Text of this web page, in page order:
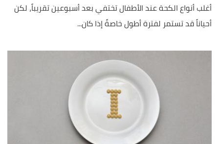
أغلب أنواع الكحة عند الأطفال تختفي بعد أسبوعين تقريباً، لكن
أحياناً قد تستمر لفترة أطول خاصةً إذا كان...